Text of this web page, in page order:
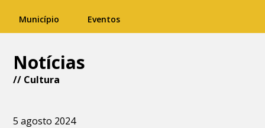
Município Eventos
Notícias
// Cultura
5 agosto 2024